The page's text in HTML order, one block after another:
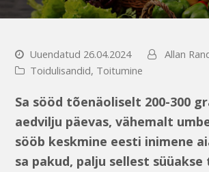
Uuendatud 26.04.2024
Allan
Toidulisandid, Toitumine
Sa sööd tõenäoliselt 200-300
aedvilju päevas, vähemalt
sööb keskmine eesti inimene
sa pakud, palju sellest